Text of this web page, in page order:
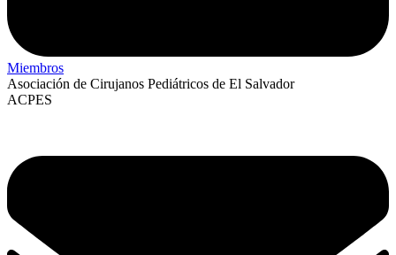
Miembros
Asociación de Cirujanos Pediátricos de El Salvador
ACPES